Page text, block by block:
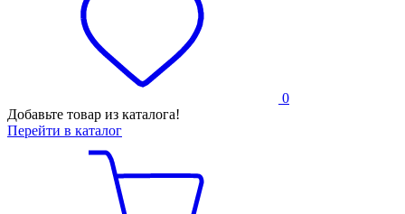
0
Добавьте товар из каталога!
Перейти в каталог